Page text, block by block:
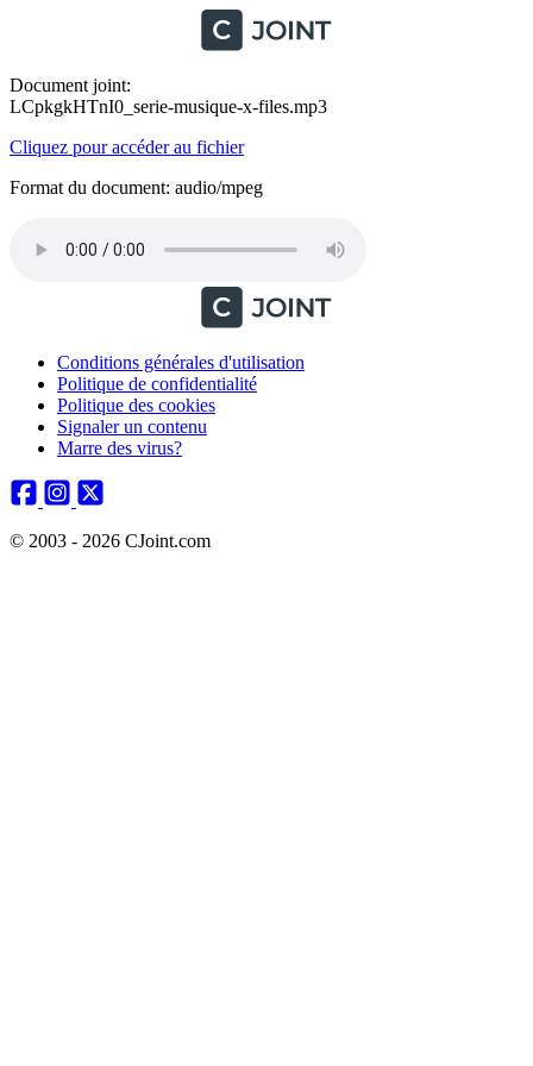
Document joint:
LCpkgkHTnI0_serie-musique-x-files.mp3
Cliquez pour accéder au fichier
Format du document: audio/mpeg
Conditions générales d'utilisation
Politique de confidentialité
Politique des cookies
Signaler un contenu
Marre des virus?
© 2003 - 2026 CJoint.com